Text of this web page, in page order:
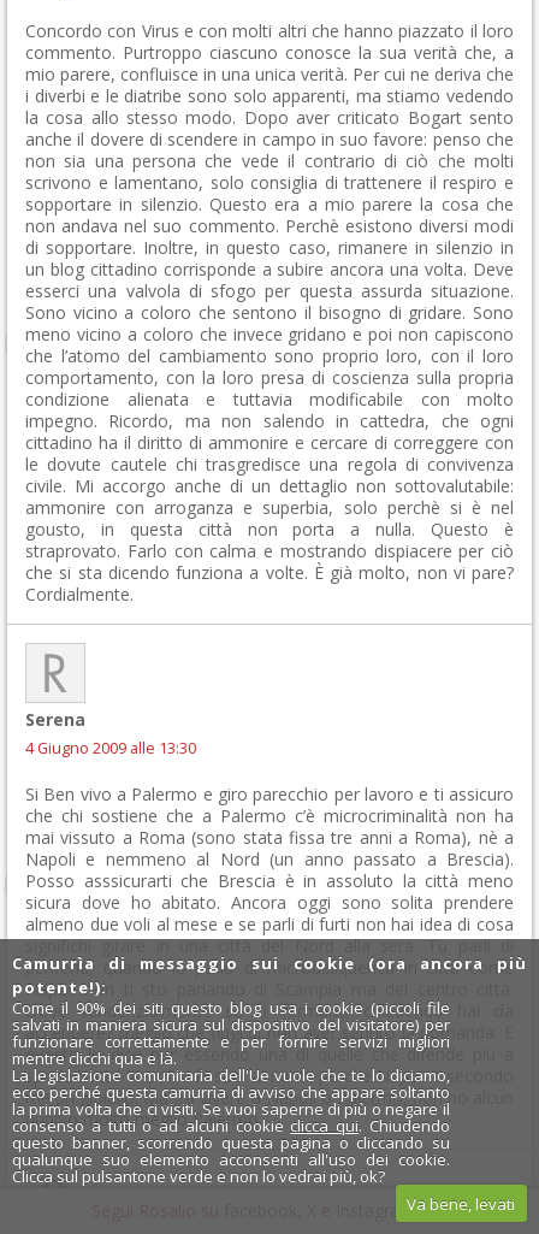
Concordo con Virus e con molti altri che hanno piazzato il loro
commento. Purtroppo ciascuno conosce la sua verità che, a
mio parere, confluisce in una unica verità. Per cui ne deriva che
i diverbi e le diatribe sono solo apparenti, ma stiamo vedendo
la cosa allo stesso modo. Dopo aver criticato Bogart sento
anche il dovere di scendere in campo in suo favore: penso che
non sia una persona che vede il contrario di ciò che molti
scrivono e lamentano, solo consiglia di trattenere il respiro e
sopportare in silenzio. Questo era a mio parere la cosa che
non andava nel suo commento. Perchè esistono diversi modi
di sopportare. Inoltre, in questo caso, rimanere in silenzio in
un blog cittadino corrisponde a subire ancora una volta. Deve
esserci una valvola di sfogo per questa assurda situazione.
Sono vicino a coloro che sentono il bisogno di gridare. Sono
meno vicino a coloro che invece gridano e poi non capiscono
che l’atomo del cambiamento sono proprio loro, con il loro
comportamento, con la loro presa di coscienza sulla propria
condizione alienata e tuttavia modificabile con molto
impegno. Ricordo, ma non salendo in cattedra, che ogni
cittadino ha il diritto di ammonire e cercare di correggere con
le dovute cautele chi trasgredisce una regola di convivenza
civile. Mi accorgo anche di un dettaglio non sottovalutabile:
ammonire con arroganza e superbia, solo perchè si è nel
gousto, in questa città non porta a nulla. Questo è
straprovato. Farlo con calma e mostrando dispiacere per ciò
che si sta dicendo funziona a volte. È già molto, non vi pare?
Cordialmente.
Serena
4 Giugno 2009 alle 13:30
Si Ben vivo a Palermo e giro parecchio per lavoro e ti assicuro
che chi sostiene che a Palermo c’è microcriminalità non ha
mai vissuto a Roma (sono stata fissa tre anni a Roma), nè a
Napoli e nemmeno al Nord (un anno passato a Brescia).
Posso asssicurarti che Brescia è in assoluto la città meno
sicura dove ho abitato. Ancora oggi sono solita prendere
almeno due voli al mese e se parli di furti non hai idea di cosa
significhi girare in una città del Nord alla sera. Tu parli di
periferia, quando io parlo di microdeliquenza in città come
Napoli non ti sto parlando di Scampia ma del centro città.
Dove tendenzialmente se ti fermano chiedendo hai da
accendere? meglio che fingi di non aver sentito la domanda. E
questo lo dico pur essendo una di quelle che difende più a
spada tratta Napoli ed i suoi abitanti, perchè Napoli è secondo
me un gioiello. Ma fra vivere a Napoli o Palermo, non ho alcun
dubbio molto meglio Palermo.
x
Instagram
Camurrìa di messaggio sui cookie (ora ancora più
potente!):
Come il 90% dei siti questo blog usa i cookie (piccoli file
salvati in maniera sicura sul dispositivo del visitatore) per
funzionare correttamente e per fornire servizi migliori
mentre clicchi qua e là.
La legislazione comunitaria dell'Ue vuole che te lo diciamo,
ecco perché questa camurrìa di avviso che appare soltanto
la prima volta che ci visiti. Se vuoi saperne di più o negare il
consenso a tutti o ad alcuni cookie clicca qui. Chiudendo
questo banner, scorrendo questa pagina o cliccando su
qualunque suo elemento acconsenti all'uso dei cookie.
Clicca sul pulsantone verde e non lo vedrai più, ok?
Va bene, levati